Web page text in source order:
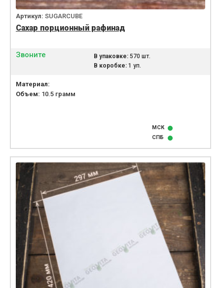
Артикул: SUGARCUBE
Сахар порционный рафинад
Звоните В упаковке:570 шт.
В коробке:1 уп.
Материал:
Объем: 10.5 грамм
МСК
СПБ